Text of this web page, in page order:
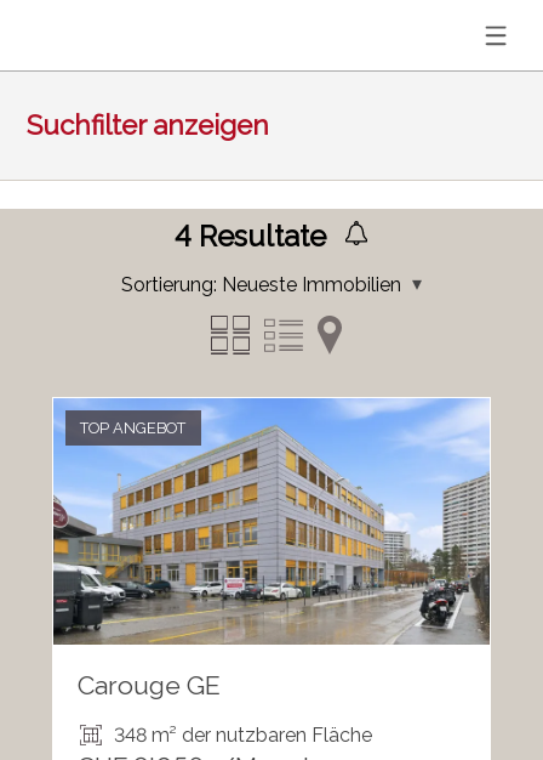
Suchfilter anzeigen
4Resultate
Sortierung: Neueste Immobilien
TOP ANGEBOT
Carouge GE
348 m² der nutzbaren Fläche